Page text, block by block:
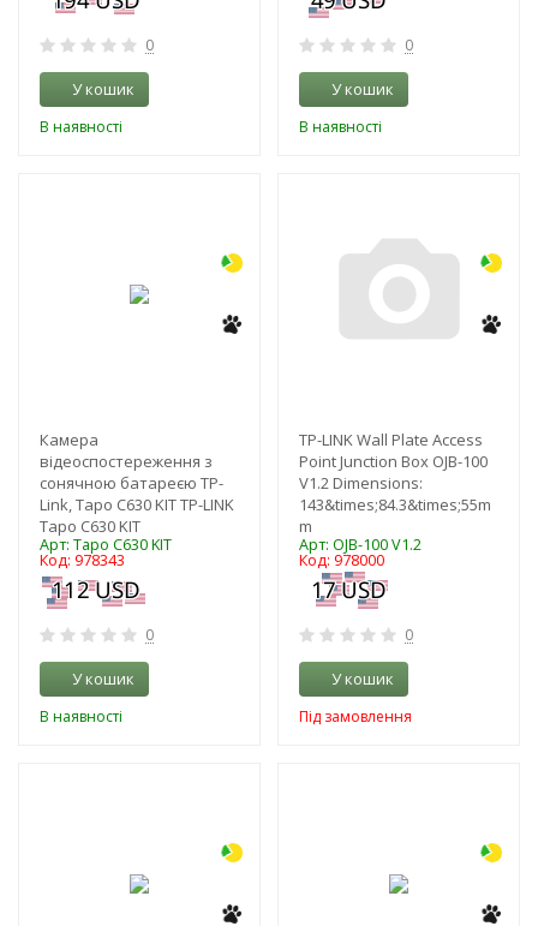
0
У кошик
В наявності
0
У кошик
В наявності
Камера
відеоспостереження з
сонячною батареєю TP-
Link, Tapo C630 KIT TP-LINK
Tapo C630 KIT
Арт: Tapo C630 KIT
Код: 978343
0
У кошик
В наявності
TP-LINK Wall Plate Access
Point Junction Box OJB-100
V1.2 Dimensions:
143&times;84.3&times;55m
m
Арт: OJB-100 V1.2
Код: 978000
0
У кошик
Під замовлення